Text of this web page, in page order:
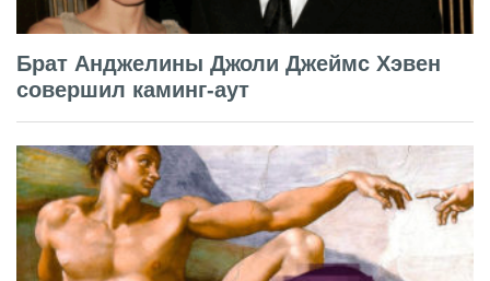
Брат Анджелины Джоли Джеймс Хэвен
совершил каминг-аут